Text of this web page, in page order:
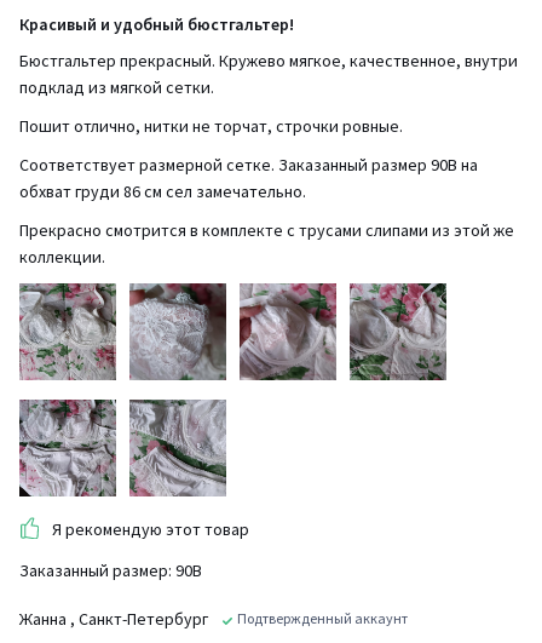
Красивый и удобный бюстгальтер!
Бюстгальтер прекрасный. Кружево мягкое, качественное, внутри
подклад из мягкой сетки.
Пошит отлично, нитки не торчат, строчки ровные.
Соответствует размерной сетке. Заказанный размер 90В на
обхват груди 86 см сел замечательно.
Прекрасно смотрится в комплекте с трусами слипами из этой же
коллекции.
Я рекомендую этот товар
Заказанный размер: 90B
Жанна , Санкт-Петербург Подтвержденный аккаунт